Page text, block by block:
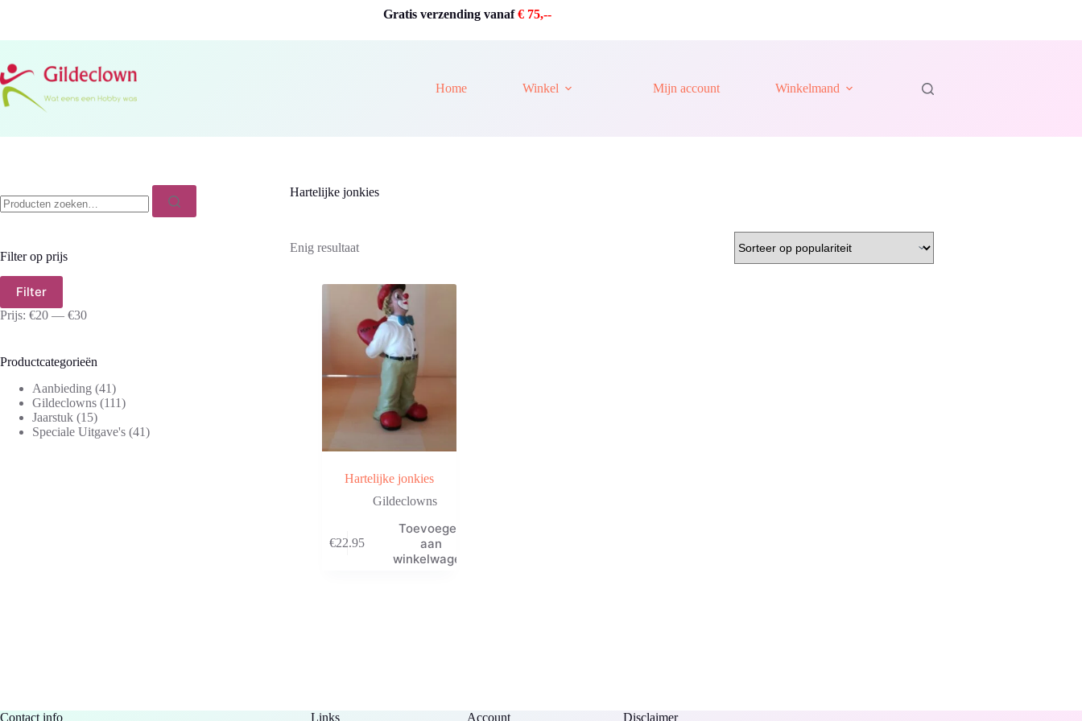
Gratis verzending vanaf€ 75,--
Home Winkel Mijn account Winkelmand
Hartelijke jonkies
Enig resultaat
Hartelijke jonkies
Gildeclowns
€22.95
Toevoegen
aan
winkelwagen
naar:
Filter op prijs
Min.
prijs
Max.
prijsFilter
Prijs: €20 — €30
Productcategorieën
Aanbieding (41)
Gildeclowns (111)
Jaarstuk (15)
Speciale Uitgave's (41)
Contact info Links Account Disclaimer